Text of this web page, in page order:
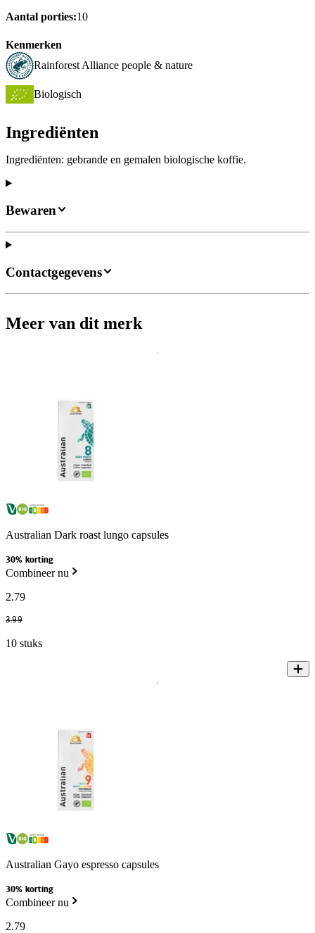
Aantal porties:10
Kenmerken
Rainforest Alliance people & nature
Biologisch
Ingrediënten
Ingrediënten: gebrande en gemalen biologische koffie.
Bewaren
Contactgegevens
Meer van dit merk
Australian Dark roast lungo capsules
30% korting
Combineer nu
2.79
3.99
10 stuks
Australian Gayo espresso capsules
30% korting
Combineer nu
2.79